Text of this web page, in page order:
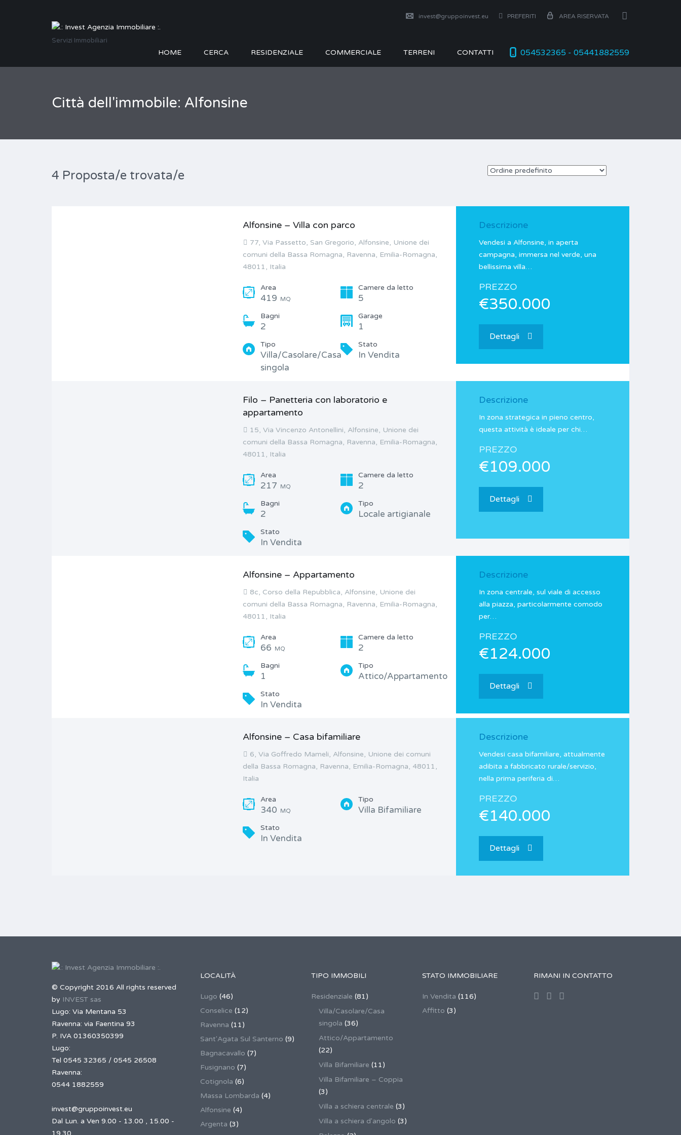
Servizi Immobiliari
invest@gruppoinvest.eu PREFERITI AREA RISERVATA
054532365 - 05441882559
HOME CERCA RESIDENZIALE COMMERCIALE TERRENI CONTATTI
Città dell'immobile: Alfonsine
4 Proposta/e trovata/e
Alfonsine – Villa con parco
77, Via Passetto, San Gregorio, Alfonsine, Unione dei
comuni della Bassa Romagna, Ravenna, Emilia-Romagna,
48011, Italia
Area
419 MQ
Camere da letto
5
Bagni
2
Garage
1
Tipo
Villa/Casolare/Casa
singola
Stato
In Vendita
Descrizione
Vendesi a Alfonsine, in aperta
campagna, immersa nel verde, una
bellissima villa…
PREZZO
€350.000
Dettagli
Filo – Panetteria con laboratorio e
appartamento
15, Via Vincenzo Antonellini, Alfonsine, Unione dei
comuni della Bassa Romagna, Ravenna, Emilia-Romagna,
48011, Italia
Area
217 MQ
Camere da letto
2
Bagni
2
Tipo
Locale artigianale
Stato
In Vendita
Descrizione
In zona strategica in pieno centro,
questa attività è ideale per chi…
PREZZO
€109.000
Dettagli
Alfonsine – Appartamento
8c, Corso della Repubblica, Alfonsine, Unione dei
comuni della Bassa Romagna, Ravenna, Emilia-Romagna,
48011, Italia
Area
66 MQ
Camere da letto
2
Bagni
1
Tipo
Attico/Appartamento
Stato
In Vendita
Descrizione
In zona centrale, sul viale di accesso
alla piazza, particolarmente comodo
per…
PREZZO
€124.000
Dettagli
Alfonsine – Casa bifamiliare
6, Via Goffredo Mameli, Alfonsine, Unione dei comuni
della Bassa Romagna, Ravenna, Emilia-Romagna, 48011,
Italia
Area
340 MQ
Tipo
Villa Bifamiliare
Stato
In Vendita
Descrizione
Vendesi casa bifamiliare, attualmente
adibita a fabbricato rurale/servizio,
nella prima periferia di…
PREZZO
€140.000
Dettagli
© Copyright 2016 All rights reserved
by INVEST sas
Lugo: Via Mentana 53
Ravenna: via Faentina 93
P. IVA 01360350399
Lugo:
Tel 0545 32365 / 0545 26508
Ravenna:
0544 1882559
invest@gruppoinvest.eu
Dal Lun. a Ven 9.00 - 13.00 , 15.00 -
19.30
LOCALITÀ
Lugo (46)
Conselice (12)
Ravenna (11)
Sant'Agata Sul Santerno (9)
Bagnacavallo (7)
Fusignano (7)
Cotignola (6)
Massa Lombarda (4)
Alfonsine (4)
Argenta (3)
TIPO IMMOBILI
Residenziale (81)
Villa/Casolare/Casa
singola (36)
Attico/Appartamento
(22)
Villa Bifamiliare (11)
Villa Bifamiliare – Coppia
(3)
Villa a schiera centrale (3)
Villa a schiera d'angolo (3)
STATO IMMOBILIARE
In Vendita (116)
Affitto (3)
RIMANI IN CONTATTO